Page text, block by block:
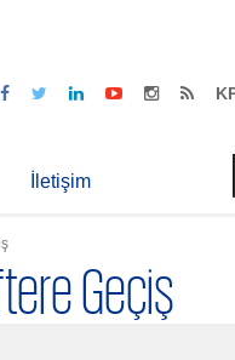
İletişim
Geçiş